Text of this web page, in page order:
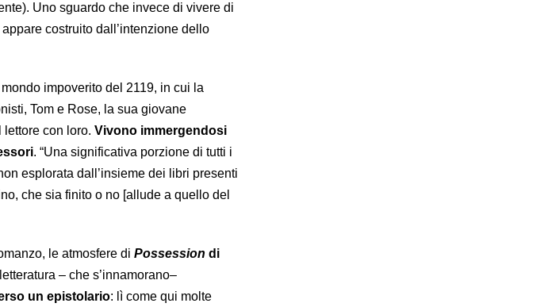
Uno sguardo che invece di vivere di
costruito dall’intenzione dello
impoverito del 2119, in cui la
Tom e Rose, la sua giovane
con loro. Vivono immergendosi
. “Una significativa porzione di tutti i
esplorata dall’insieme dei libri presenti
che sia finito o no [allude a quello del
le atmosfere di Possession di
– che s’innamorano–
un epistolario: lì come qui molte